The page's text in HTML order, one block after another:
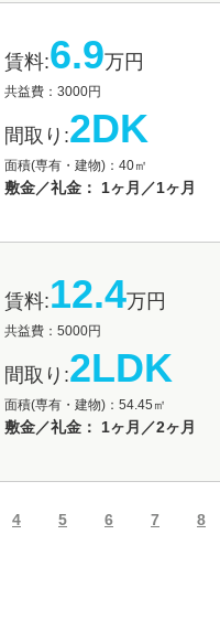
賃料:6.9万円
共益費：3000円
間取り:2DK
面積(専有・建物)：40㎡
敷金／礼金： 1ヶ月／1ヶ月
賃料:12.4万円
共益費：5000円
間取り:2LDK
面積(専有・建物)：54.45㎡
敷金／礼金： 1ヶ月／2ヶ月
4 5 6 7 8